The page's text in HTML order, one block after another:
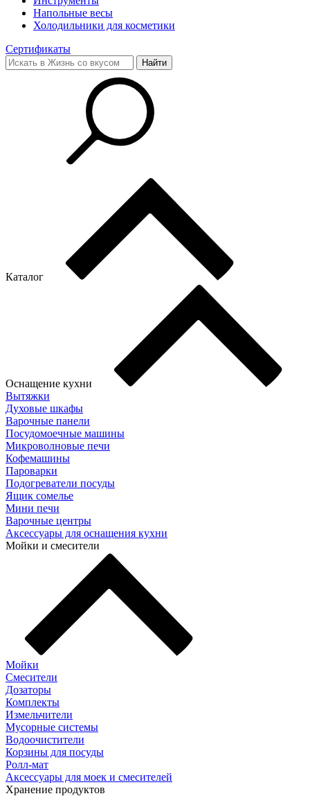
Напольные весы
Холодильники для косметики
Сертификаты
Каталог
Оснащение кухни
Вытяжки
Духовые шкафы
Варочные панели
Посудомоечные машины
Микроволновые печи
Кофемашины
Пароварки
Подогреватели посуды
Ящик сомелье
Мини печи
Варочные центры
Аксессуары для оснащения кухни
Мойки и смесители
Мойки
Смесители
Дозаторы
Комплекты
Измельчители
Мусорные системы
Водоочистители
Корзины для посуды
Ролл-мат
Аксессуары для моек и смесителей
Хранение продуктов